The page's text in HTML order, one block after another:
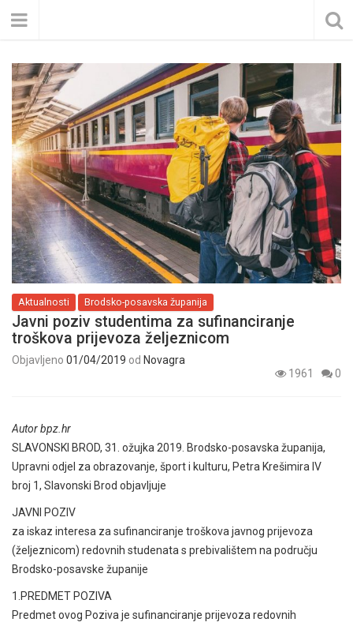
Aktualnosti Brodsko-posavska županija
Javni poziv studentima za sufinanciranje
troškova prijevoza željeznicom
Objavljeno 01/04/2019 od Novagra
1961
0
Autor bpz.hr
SLAVONSKI BROD, 31. ožujka 2019. Brodsko-posavska županija,
Upravni odjel za obrazovanje, šport i kulturu, Petra Krešimira IV
broj 1, Slavonski Brod objavljuje
JAVNI POZIV
za iskaz interesa za sufinanciranje troškova javnog prijevoza
(željeznicom) redovnih studenata s prebivalištem na području
Brodsko-posavske županije
1.PREDMET POZIVA
Predmet ovog Poziva je sufinanciranje prijevoza redovnih